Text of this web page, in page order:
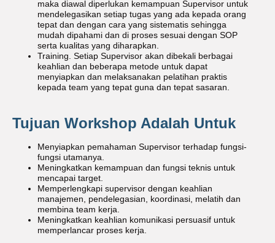
maka diawal diperlukan kemampuan Supervisor untuk
mendelegasikan setiap tugas yang ada kepada orang
tepat dan dengan cara yang sistematis sehingga
mudah dipahami dan di proses sesuai dengan SOP
serta kualitas yang diharapkan.
Training. Setiap Supervisor akan dibekali berbagai
keahlian dan beberapa metode untuk dapat
menyiapkan dan melaksanakan pelatihan praktis
kepada team yang tepat guna dan tepat sasaran.
Tujuan Workshop Adalah Untuk
Menyiapkan pemahaman Supervisor terhadap fungsi-
fungsi utamanya.
Meningkatkan kemampuan dan fungsi teknis untuk
mencapai target.
Memperlengkapi supervisor dengan keahlian
manajemen, pendelegasian, koordinasi, melatih dan
membina team kerja.
Meningkatkan keahlian komunikasi persuasif untuk
memperlancar proses kerja.